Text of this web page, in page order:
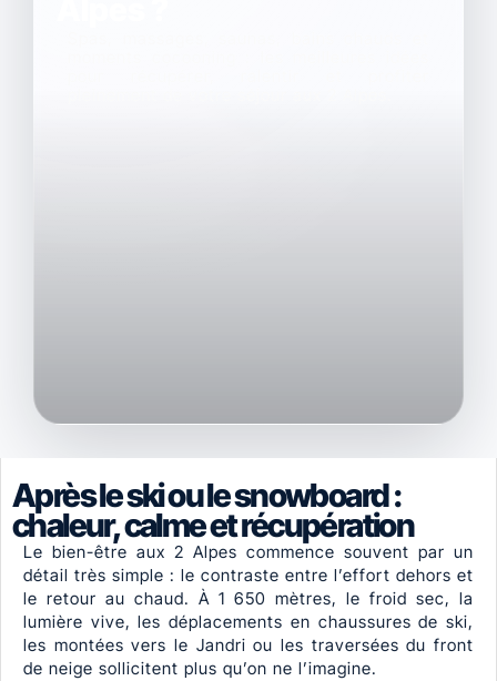
Après le ski ou le snowboard :
chaleur, calme et récupération
Le bien-être aux 2 Alpes commence souvent par un
détail très simple : le contraste entre l’effort dehors et
le retour au chaud. À 1 650 mètres, le froid sec, la
lumière vive, les déplacements en chaussures de ski,
les montées vers le Jandri ou les traversées du front
de neige sollicitent plus qu’on ne l’imagine.